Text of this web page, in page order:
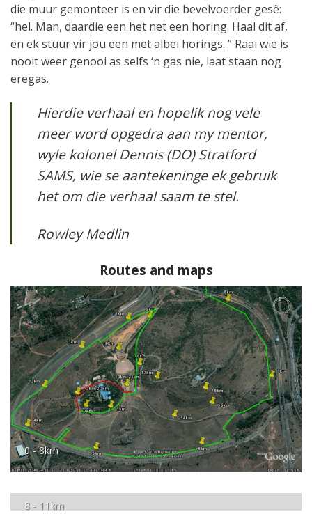
die muur gemonteer is en vir die bevelvoerder gesê:
“hel. Man, daardie een het net een horing. Haal dit af,
en ek stuur vir jou een met albei horings. ” Raai wie is
nooit weer genooi as selfs ‘n gas nie, laat staan ​​nog
eregas.
Hierdie verhaal en hopelik nog vele
meer word opgedra aan my mentor,
wyle kolonel Dennis (DO) Stratford
SAMS, wie se aantekeninge ek gebruik
het om die verhaal saam te stel.
Rowley Medlin
Routes and maps
0 - 8km
8 - 11km